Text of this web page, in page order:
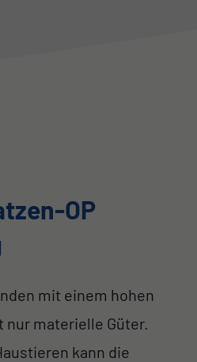
OP
mit einem hohen
nur materielle Güter.
kann die